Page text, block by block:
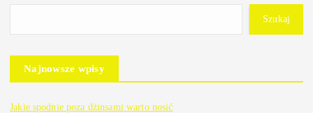
Szukaj
Najnowsze wpisy
Jakie spodnie poza dżinsami warto nosić